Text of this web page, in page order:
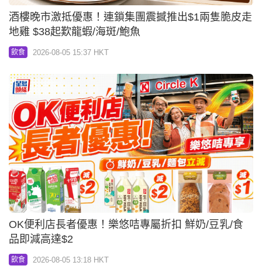
酒樓晚市激抵優惠！連鎖集團震撼推出$1兩隻脆皮走
地雞 $38起歎龍蝦/海斑/鮑魚
飲食 2026-08-05 15:37 HKT
OK便利店長者優惠！樂悠咭專屬折扣 鮮奶/豆乳/食
品即減高達$2
飲食 2026-08-05 13:18 HKT